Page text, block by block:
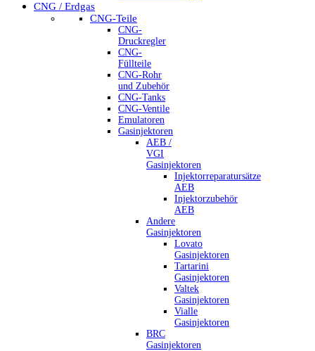
CNG / Erdgas
CNG-Teile
CNG-
Druckregler
CNG-
Füllteile
CNG-Rohr
und Zubehör
CNG-Tanks
CNG-Ventile
Emulatoren
Gasinjektoren
AEB /
VGI
Gasinjektoren
Injektorreparatursätze
AEB
Injektorzubehör
AEB
Andere
Gasinjektoren
Lovato
Gasinjektoren
Tartarini
Gasinjektoren
Valtek
Gasinjektoren
Vialle
Gasinjektoren
BRC
Gasinjektoren